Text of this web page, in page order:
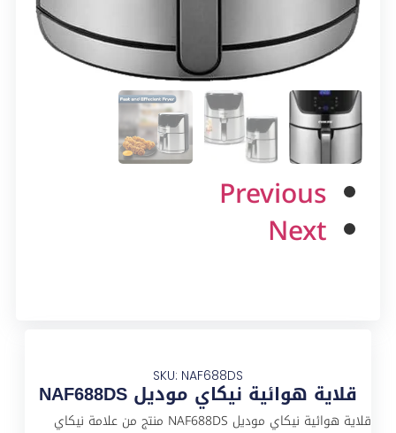
Previous
Next
SKU: NAF688DS
قلاية هوائية نيكاي موديل NAF688DS
قلاية هوائية نيكاي موديل NAF688DS منتج من علامة نيكاي